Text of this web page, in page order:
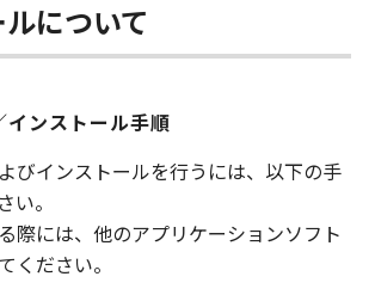
について
ンストール手順
びインストールを行うには、以下の手
い。
際には、他のアプリケーションソフト
ください。